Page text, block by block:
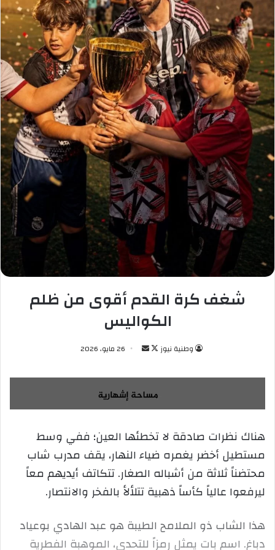
شغف كرة القدم أقوى من ظلم
الكواليس
وطنية نيوز
ت
ب
ع
ع
ى
X
س
ل
ب
ي
د
إ
ل
ت
ر
26 مايو، 2026
هناك نظرات صادقة لا تخطئها العين؛ ففي وسط
مستطيل أخضر يغمره ضياء النهار، يقف مدرب شاب
محتضناً ثلاثة من أشباله الصغار. تتكاتف أيديهم معاً
ليرفعوا عالياً كأساً ذهبية تتلألأ بالفخر والانتصار.
هذا الشاب ذو الملامح الطيبة هو عبد الهادي بوعياد
دباغ. اسم بات يمثل رمزاً للتحدي، الموهبة الفطرية